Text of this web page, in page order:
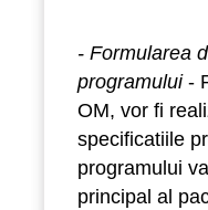
- Formularea
programului-
OM, vor fi
specificatiile
programului
principal al